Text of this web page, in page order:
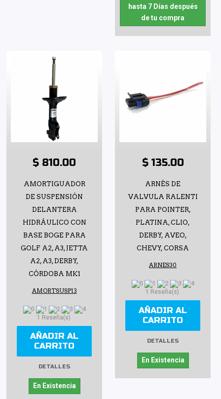
hasta 7 Días después
de tu compra
$ 810.00
AMORTIGUADOR
DE SUSPENSIÓN
DELANTERA
HIDRÁULICO CON
BASE BOGE PARA
GOLF A2, A3, JETTA
A2, A3, DERBY,
CÓRDOBA MK1
AMORTSUSP13
1 Reseña(s)
AÑADIR AL
CARRITO
DETALLES
En Existencia
$ 135.00
ARNÉS DE
VALVULA RALENTI
PARA POINTER,
PLATINA, CLIO,
DERBY, AVEO,
CHEVY, CORSA
ARNES30
1 Reseña(s)
AÑADIR AL
CARRITO
DETALLES
En Existencia